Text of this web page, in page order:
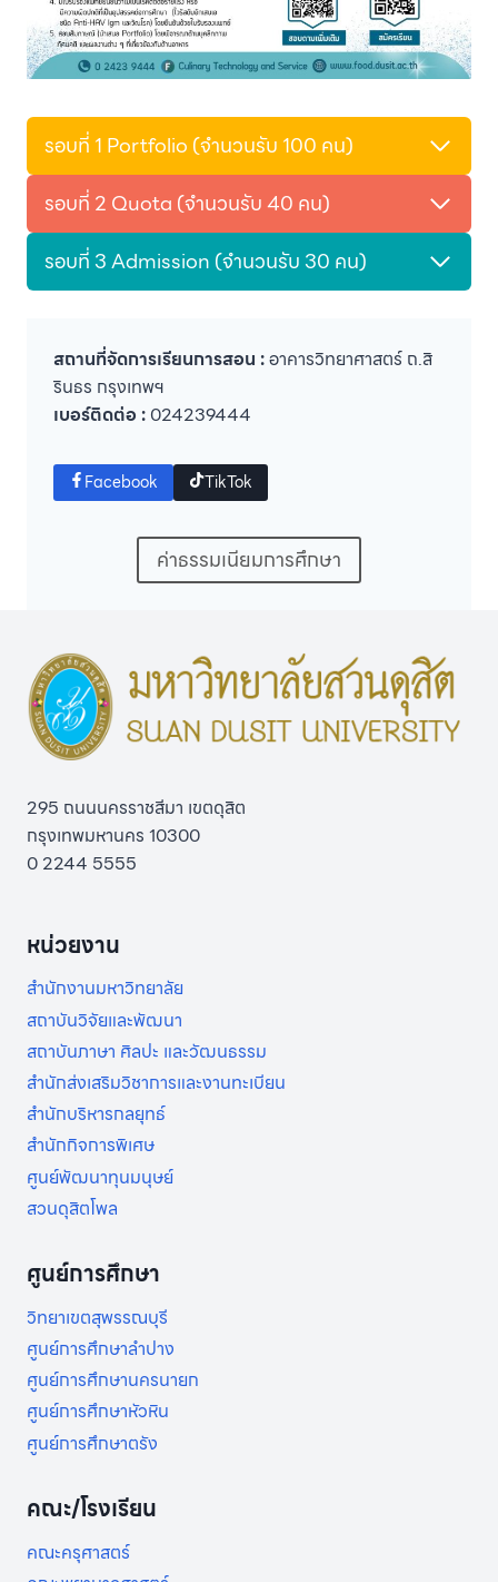
รอบที่ 1 Portfolio (จำนวนรับ 100 คน)
รอบที่ 2 Quota (จำนวนรับ 40 คน)
รอบที่ 3 Admission (จำนวนรับ 30 คน)
สถานที่จัดการเรียนการสอน :อาคารวิทยาศาสตร์ ถ.สิ
รินธร กรุงเทพฯ
เบอร์ติดต่อ : 024239444
Facebook TikTok
ค่าธรรมเนียมการศึกษา
295 ถนนนครราชสีมา เขตดุสิต
กรุงเทพมหานคร 10300
0 2244 5555
หน่วยงาน
สำนักงานมหาวิทยาลัย
สถาบันวิจัยและพัฒนา
สถาบันภาษา ศิลปะ และวัฒนธรรม
สำนักส่งเสริมวิชาการและงานทะเบียน
สำนักบริหารกลยุทธ์
สำนักกิจการพิเศษ
ศูนย์พัฒนาทุนมนุษย์
สวนดุสิตโพล
ศูนย์การศึกษา
วิทยาเขตสุพรรณบุรี
ศูนย์การศึกษาลำปาง
ศูนย์การศึกษานครนายก
ศูนย์การศึกษาหัวหิน
ศูนย์การศึกษาตรัง
คณะ/โรงเรียน
คณะครุศาสตร์